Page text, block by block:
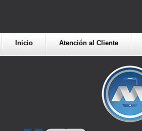
Inicio Atención al Cliente